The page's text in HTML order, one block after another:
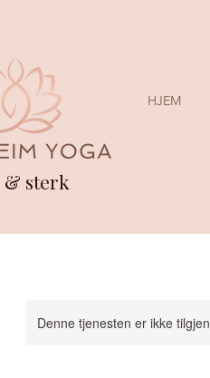
HJEM
& sterk
Denne tjenesten er ikke